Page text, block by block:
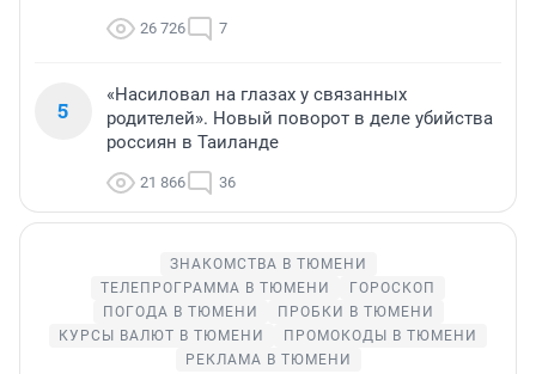
26 726 7
5
«Насиловал на глазах у связанных
родителей». Новый поворот в деле убийства
россиян в Таиланде
21 866 36
ЗНАКОМСТВА В ТЮМЕНИ
ТЕЛЕПРОГРАММА В ТЮМЕНИ
ГОРОСКОП
ПОГОДА В ТЮМЕНИ
ПРОБКИ В ТЮМЕНИ
КУРСЫ ВАЛЮТ В ТЮМЕНИ
ПРОМОКОДЫ В ТЮМЕНИ
РЕКЛАМА В ТЮМЕНИ